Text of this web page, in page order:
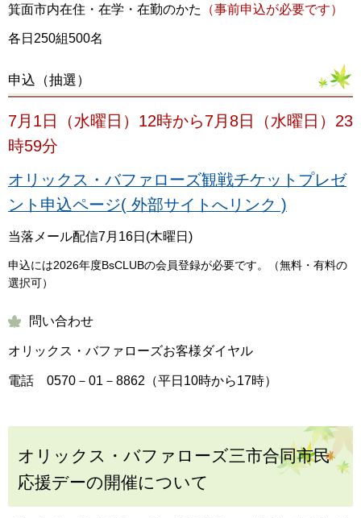
箕面市内在住・在学・在勤のかた （事前申込が必要です）
各日250組500名
申込（抽選）
7月1日（水曜日）12時から7月8日（水曜日）23
時59分
オリックス・バファローズ観戦チケットプレゼ
ント申込ページ( 外部サイトへリンク )
当落メール配信7月16日(木曜日)
申込には2026年度BsCLUBの会員登録が必要です。（無料・有料の
選択可）
問い合わせ
オリックス・バファローズお客様ダイヤル
電話 0570－01－8862（平日10時から17時）
オリックス・バファローズ三市合同市民
応援デーの開催について